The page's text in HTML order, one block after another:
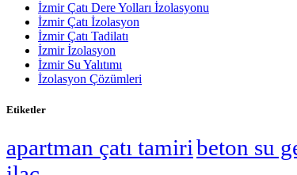
İzmir Çatı Dere Yolları İzolasyonu
İzmir Çatı İzolasyon
İzmir Çatı Tadilatı
İzmir İzolasyon
İzmir Su Yalıtımı
İzolasyon Çözümleri
Etiketler
apartman çatı tamiribeton su